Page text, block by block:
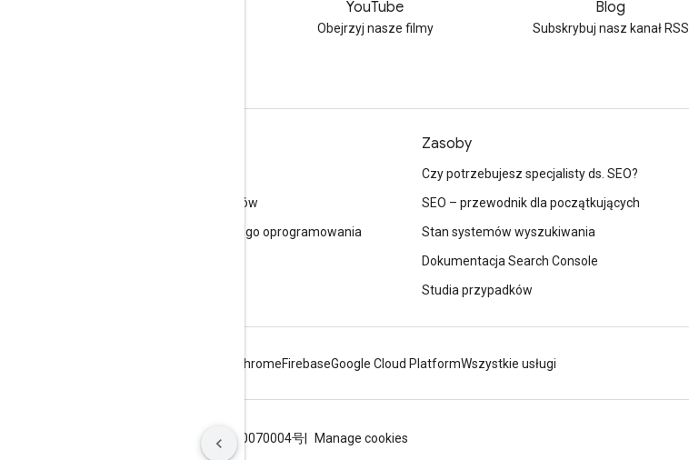
YouTube
Obejrzyj nasze filmy
Blog
Subskrybuj nasz kanał RSS
Prześlij pytanie do naszych konsultantów
Zgłaszanie spamu, phishingu i złośliwego oprogramowania
Zasoby
Czy potrzebujesz specjalisty ds. SEO?
SEO – przewodnik dla początkujących
Stan systemów wyszukiwania
Dokumentacja Search Console
Studia przypadków
ChromeFirebaseGoogle Cloud PlatformWszystkie usługi
ICP证合字B2-20070004号 Manage cookies